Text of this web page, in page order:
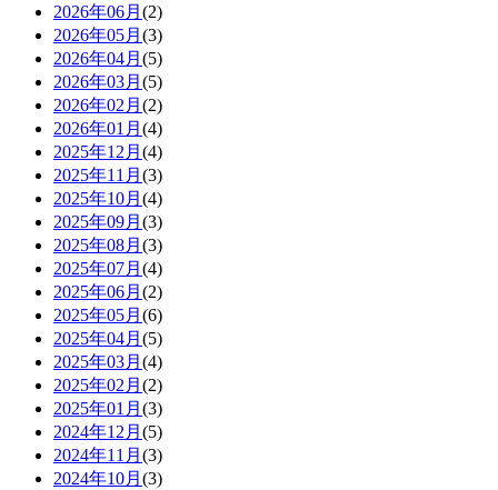
2026年06月 (2)
2026年05月 (3)
2026年04月 (5)
2026年03月 (5)
2026年02月 (2)
2026年01月 (4)
2025年12月 (4)
2025年11月 (3)
2025年10月 (4)
2025年09月 (3)
2025年08月 (3)
2025年07月 (4)
2025年06月 (2)
2025年05月 (6)
2025年04月 (5)
2025年03月 (4)
2025年02月 (2)
2025年01月 (3)
2024年12月 (5)
2024年11月 (3)
2024年10月 (3)